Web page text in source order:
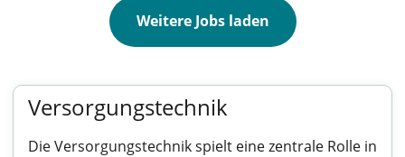
Weitere Jobs laden
Versorgungstechnik
Die Versorgungstechnik spielt eine zentrale Rolle in